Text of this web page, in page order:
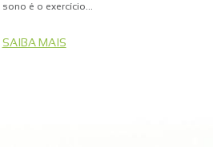
sono é o exercício...
SAIBA MAIS